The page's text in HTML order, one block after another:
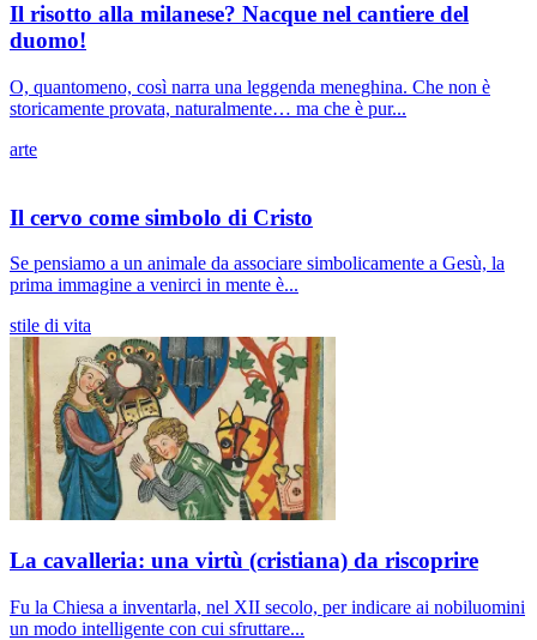
Il risotto alla milanese? Nacque nel cantiere del
duomo!
O, quantomeno, così narra una leggenda meneghina. Che non è
storicamente provata, naturalmente… ma che è pur...
arte
Il cervo come simbolo di Cristo
Se pensiamo a un animale da associare simbolicamente a Gesù, la
prima immagine a venirci in mente è...
stile di vita
La cavalleria: una virtù (cristiana) da riscoprire
Fu la Chiesa a inventarla, nel XII secolo, per indicare ai nobiluomini
un modo intelligente con cui sfruttare...